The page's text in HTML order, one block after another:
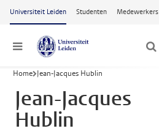
Ga naar hoofdinhoud
Universiteit Leiden Studenten Medewerkers
Menu
Home Jean-Jacques Hublin
Jean-Jacques
Hublin